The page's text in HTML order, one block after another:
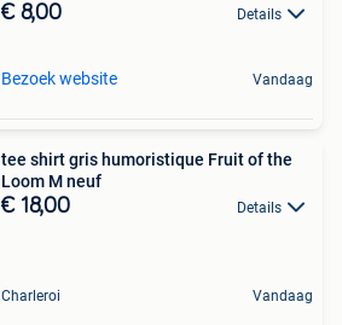
€ 8,00 Details
Bezoek website Vandaag
tee shirt gris humoristique Fruit of the
Loom M neuf
€ 18,00 Details
Charleroi Vandaag